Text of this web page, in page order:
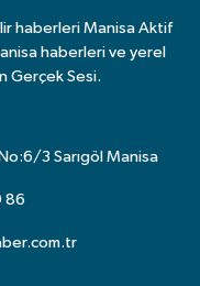
haberleri Manisa Aktif
haberleri ve yerel
Gerçek Sesi.
3 Sarıgöl Manisa
86